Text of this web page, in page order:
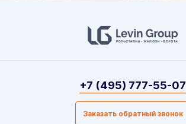
+7 (495) 777-55-07
Заказать обратный звонок